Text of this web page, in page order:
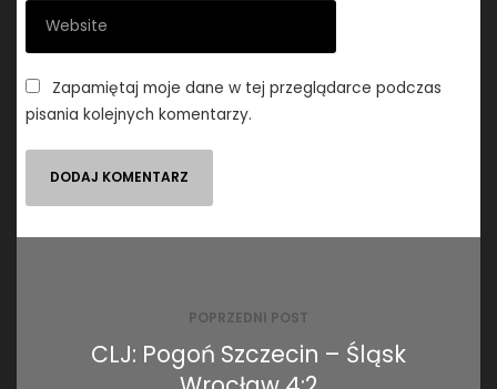
Zapamiętaj moje dane w tej przeglądarce podczas
pisania kolejnych komentarzy.
POPRZEDNI POST
CLJ: Pogoń Szczecin – Śląsk